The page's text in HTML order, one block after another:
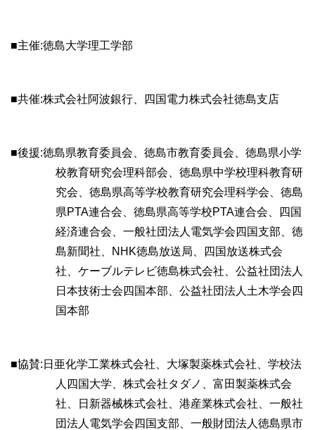
■主催:徳島大学理工学部
■共催:株式会社阿波銀行、四国電力株式会社徳島支店
■後援:徳島県教育委員会、徳島市教育委員会、徳島県小学
校教育研究会理科部会、徳島県中学校理科教育研
究会、徳島県高等学校教育研究会理科学会、徳島
県PTA連合会、徳島県高等学校PTA連合会、四国
経済連合会、一般社団法人電気学会四国支部、徳
島新聞社、NHK徳島放送局、四国放送株式会
社、ケーブルテレビ徳島株式会社、公益社団法人
日本技術士会四国本部、公益社団法人土木学会四
国本部
■協賛:日亜化学工業株式会社、大塚製薬株式会社、学校法
人四国大学、株式会社タダノ、富田製薬株式会
社、日新器械株式会社、港産業株式会社、一般社
団法人電気学会四国支部、一般財団法人徳島県市